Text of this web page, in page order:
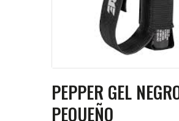
PEPPER GEL
PEQUEÑO